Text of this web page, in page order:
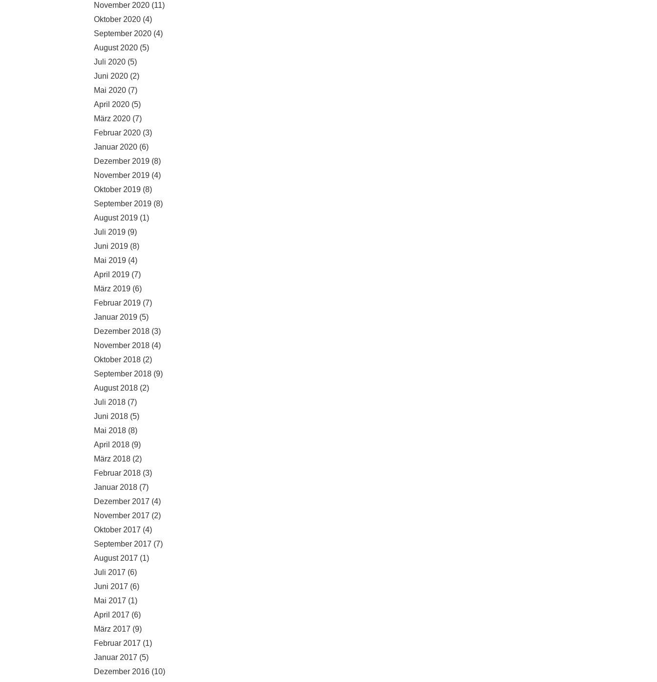
November 2020 (11)
Oktober 2020 (4)
September 2020 (4)
August 2020 (5)
Juli 2020 (5)
Juni 2020 (2)
Mai 2020 (7)
April 2020 (5)
März 2020 (7)
Februar 2020 (3)
Januar 2020 (6)
Dezember 2019 (8)
November 2019 (4)
Oktober 2019 (8)
September 2019 (8)
August 2019 (1)
Juli 2019 (9)
Juni 2019 (8)
Mai 2019 (4)
April 2019 (7)
März 2019 (6)
Februar 2019 (7)
Januar 2019 (5)
Dezember 2018 (3)
November 2018 (4)
Oktober 2018 (2)
September 2018 (9)
August 2018 (2)
Juli 2018 (7)
Juni 2018 (5)
Mai 2018 (8)
April 2018 (9)
März 2018 (2)
Februar 2018 (3)
Januar 2018 (7)
Dezember 2017 (4)
November 2017 (2)
Oktober 2017 (4)
September 2017 (7)
August 2017 (1)
Juli 2017 (6)
Juni 2017 (6)
Mai 2017 (1)
April 2017 (6)
März 2017 (9)
Februar 2017 (1)
Januar 2017 (5)
Dezember 2016 (10)